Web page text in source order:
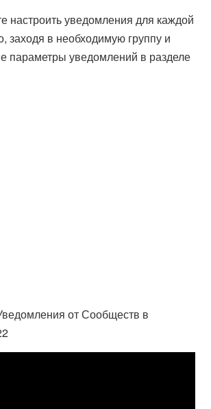
настроить уведомления для каждой
заходя в необходимую группу и
параметры уведомлений в разделе
от Сообществ в